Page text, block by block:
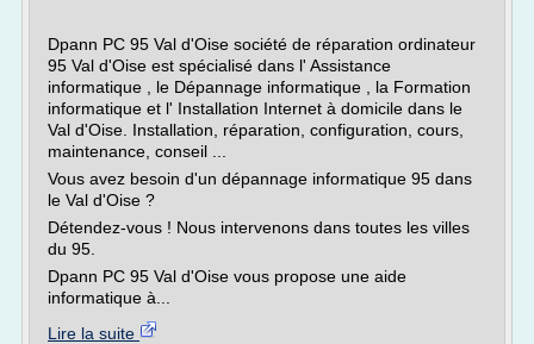
Dpann PC 95 Val d'Oise société de réparation ordinateur
95 Val d'Oise est spécialisé dans l' Assistance
informatique , le Dépannage informatique , la Formation
informatique et l' Installation Internet à domicile dans le
Val d'Oise. Installation, réparation, configuration, cours,
maintenance, conseil ...
Vous avez besoin d'un dépannage informatique 95 dans
le Val d'Oise ?
Détendez-vous ! Nous intervenons dans toutes les villes
du 95.
Dpann PC 95 Val d'Oise vous propose une aide
informatique à...
Lire la suite